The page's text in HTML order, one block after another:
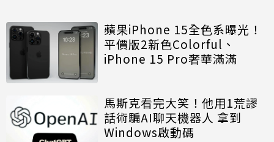
蘋果iPhone 15全色系曝光！
平價版2新色Colorful、
iPhone 15 Pro奢華滿滿
馬斯克看完大笑！他用1荒謬
話術騙AI聊天機器人 拿到
Windows啟動碼